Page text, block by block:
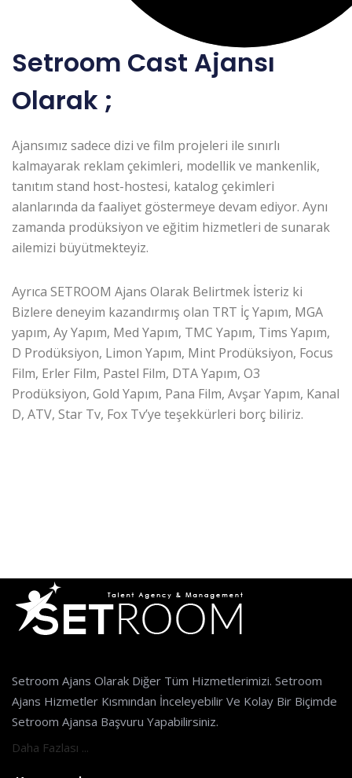
Setroom Cast Ajansı
Olarak ;
Ajansımız sadece dizi ve film projeleri ile sınırlı
kalmayarak reklam çekimleri, modellik ve mankenlik,
tanıtım stand host-hostesi, katalog çekimleri
alanlarında da faaliyet göstermeye devam ediyor. Aynı
zamanda prodüksiyon ve eğitim hizmetleri de sunarak
ailemizi büyütmekteyiz.
Ayrıca SETROOM Ajans Olarak Belirtmek İsteriz ki
Bizlere deneyim kazandırmış olan TRT İç Yapım, MGA
yapım, Ay Yapım, Med Yapım, TMC Yapım, Tims Yapım,
D Prodüksiyon, Limon Yapım, Mint Prodüksiyon, Focus
Film, Erler Film, Pastel Film, DTA Yapım, O3
Prodüksiyon, Gold Yapım, Pana Film, Avşar Yapım, Kanal
D, ATV, Star Tv, Fox Tv’ye teşekkürleri borç biliriz.
Setroom Ajans Olarak Diğer Tüm Hizmetlerimizi. Setroom
Ajans Hizmetler Kısmından İnceleyebilir Ve Kolay Bir Biçimde
Setroom Ajansa Başvuru Yapabilirsiniz.
Daha Fazlası ...